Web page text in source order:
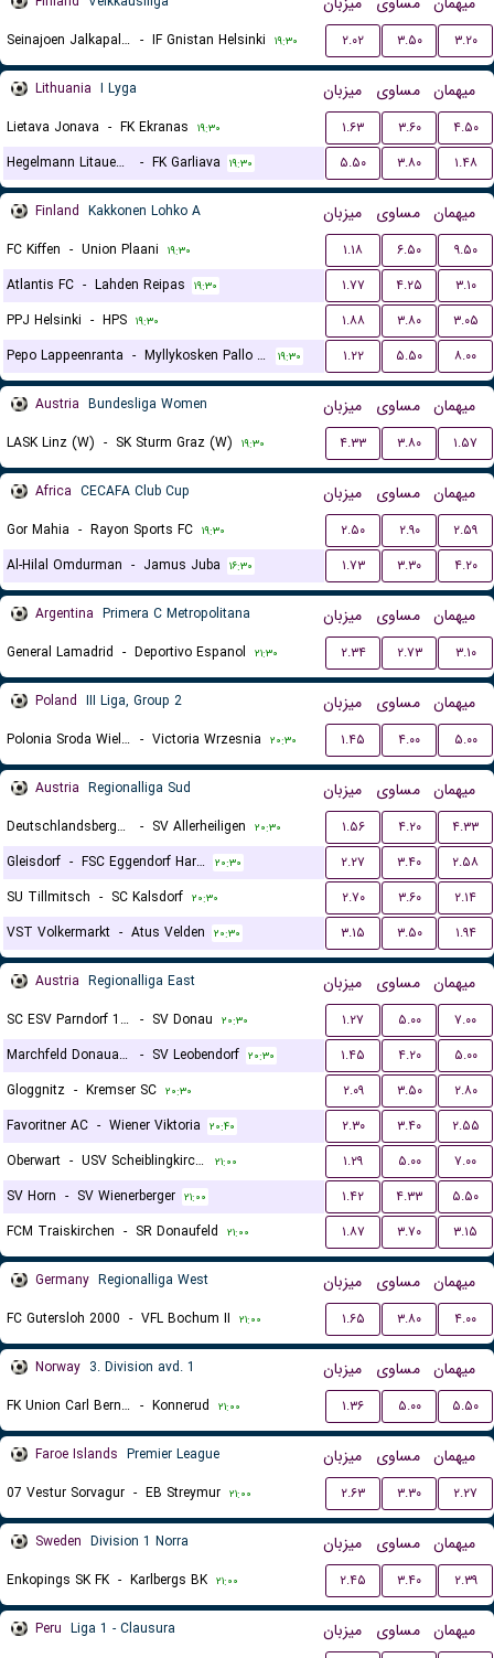
Seinajoen Jalkapallokerho - IF Gnistan Helsinki ۱۹:۳۰ ۲.۰۲ ۳.۵۰ ۳.۲۰
Lithuania I Lyga میزبان مساوی میهمان
Lietava Jonava - FK Ekranas ۱۹:۳۰ ۱.۶۳ ۳.۶۰
۴.۵۰
Hegelmann Litauen II
- FK Garliava ۱۹:۳۰ ۵.۵۰ ۳.۸۰ ۱.۴۸
Finland Kakkonen Lohko A میزبان مساوی میهمان
FC Kiffen - Union Plaani ۱۹:۳۰ ۱.۱۸ ۶.۵۰
۹.۵۰
Atlantis FC - Lahden Reipas ۱۹:۳۰ ۱.۷۷ ۴.۲۵
۳.۱۰
PPJ Helsinki - HPS ۱۹:۳۰ ۱.۸۸ ۳.۸۰
۳.۰۵
Pepo Lappeenranta - Myllykosken Pallo -47 ۱۹:۳۰ ۱.۲۲ ۵.۵۰ ۸.۰۰
Austria Bundesliga Women میزبان مساوی میهمان
LASK Linz (W) - SK Sturm Graz (W) ۱۹:۳۰ ۴.۳۳ ۳.۸۰ ۱.۵۷
Africa CECAFA Club Cup میزبان مساوی میهمان
Gor Mahia - Rayon Sports FC ۱۹:۳۰ ۲.۵۰ ۲.۹۰
۲.۵۹
Al-Hilal Omdurman - Jamus Juba ۱۶:۳۰ ۱.۷۳ ۳.۳۰ ۴.۲۰
Argentina Primera C Metropolitana میزبان مساوی میهمان
General Lamadrid - Deportivo Espanol ۲۱:۳۰ ۲.۳۴ ۲.۷۳ ۳.۱۰
Poland III Liga, Group 2 میزبان مساوی میهمان
Polonia Sroda Wielkopolska - Victoria Wrzesnia ۲۰:۳۰ ۱.۴۵ ۴.۰۰ ۵.۰۰
Austria Regionalliga Sud میزبان مساوی میهمان
Deutschlandsberger SC - SV Allerheiligen ۲۰:۳۰ ۱.۵۶ ۴.۲۰
۴.۳۳
Gleisdorf - FSC Eggendorf Hartberg II ۲۰:۳۰ ۲.۲۷ ۳.۴۰
۲.۵۸
SU Tillmitsch - SC Kalsdorf ۲۰:۳۰ ۲.۷۰ ۳.۶۰
۲.۱۴
VST Volkermarkt - Atus Velden ۲۰:۳۰ ۳.۱۵ ۳.۵۰ ۱.۹۴
Austria Regionalliga East میزبان مساوی میهمان
SC ESV Parndorf 1919 - SV Donau ۲۰:۳۰ ۱.۲۷ ۵.۰۰
۷.۰۰
Marchfeld Donauauen
- SV Leobendorf ۲۰:۳۰ ۱.۴۵ ۴.۲۰
۵.۰۰
Gloggnitz - Kremser SC ۲۰:۳۰ ۲.۰۹ ۳.۵۰
۲.۸۰
Favoritner AC - Wiener Viktoria ۲۰:۴۰ ۲.۳۰ ۳.۴۰
۲.۵۵
Oberwart - USV Scheiblingkirchen ۲۱:۰۰ ۱.۲۹ ۵.۰۰
۷.۰۰
SV Horn - SV Wienerberger ۲۱:۰۰ ۱.۴۲ ۴.۳۳
۵.۵۰
FCM Traiskirchen - SR Donaufeld ۲۱:۰۰ ۱.۸۷ ۳.۷۰ ۳.۱۵
Germany Regionalliga West میزبان مساوی میهمان
FC Gutersloh 2000 - VFL Bochum II ۲۱:۰۰ ۱.۶۵ ۳.۸۰ ۴.۰۰
Norway 3. Division avd. 1 میزبان مساوی میهمان
FK Union Carl Berner - Konnerud ۲۱:۰۰ ۱.۳۶ ۵.۰۰ ۵.۵۰
Faroe Islands Premier League میزبان مساوی میهمان
07 Vestur Sorvagur - EB Streymur ۲۱:۰۰ ۲.۶۳ ۳.۳۰ ۲.۲۷
Sweden Division 1 Norra میزبان مساوی میهمان
Enkopings SK FK - Karlbergs BK ۲۱:۰۰ ۲.۴۵ ۳.۴۰ ۲.۳۹
Peru Liga 1 - Clausura میزبان مساوی میهمان